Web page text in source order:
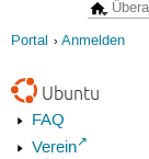
Portal Anmelden
Ubuntu
FAQ
Verein